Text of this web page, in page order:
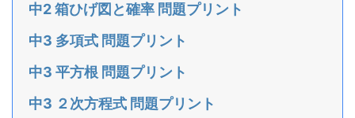
中2 箱ひげ図と確率 問題プリント
中3 多項式 問題プリント
中3 平方根 問題プリント
中3 ２次方程式 問題プリント